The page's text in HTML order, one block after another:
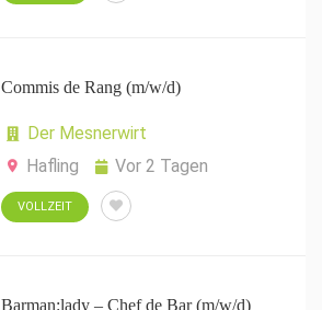
Commis de Rang (m/w/d)
Der Mesnerwirt
Hafling
Vor 2 Tagen
VOLLZEIT
Barman:lady – Chef de Bar (m/w/d)